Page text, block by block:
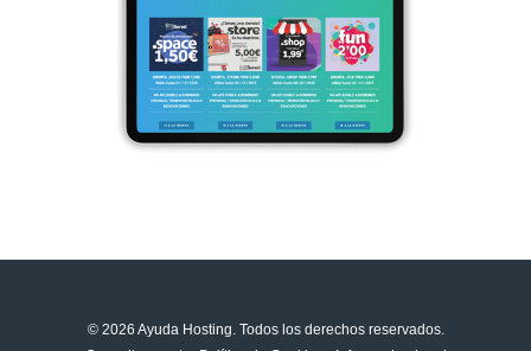
© 2026 Ayuda Hosting. Todos los derechos reservados.